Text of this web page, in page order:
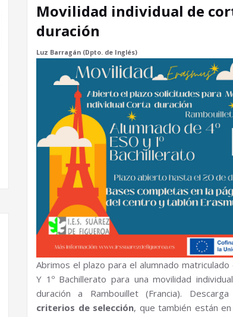
Movilidad individual de
duración
Luz Barragán (Dpto. de Inglés)
Abrimos el plazo para el alumnado matriculado
Y 1º Bachillerato para una movilidad
duración a Rambouillet (Francia).
criterios de selección, que también están